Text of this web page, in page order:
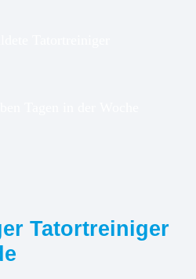
Tatortreiniger